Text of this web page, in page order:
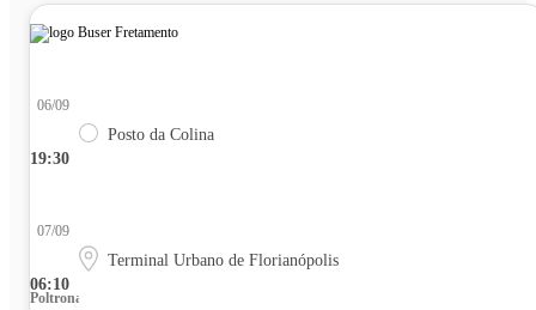
19:30
06/09
Posto da Colina
06:10
07/09
Terminal Urbano de Florianópolis
Poltrona